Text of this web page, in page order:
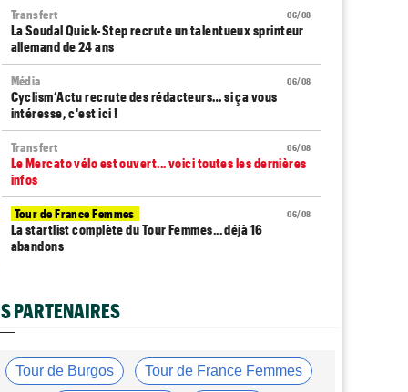
06/08
Transfert
La Soudal Quick-Step recrute un talentueux sprinteur
allemand de 24 ans
06/08
Média
Cyclism’Actu recrute des rédacteurs… si ça vous
intéresse, c'est ici !
06/08
Transfert
Le Mercato vélo est ouvert... voici toutes les dernières
infos
06/08
Tour de France Femmes
La startlist complète du Tour Femmes... déjà 16
abandons
profil…
La surprise Francisco Campos remporte la 1ère étape
PARTENAIRES
Tour de Burgos Tour de France Femmes